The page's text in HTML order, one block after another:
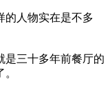
的人物实在是不多
是三十多年前餐厅的